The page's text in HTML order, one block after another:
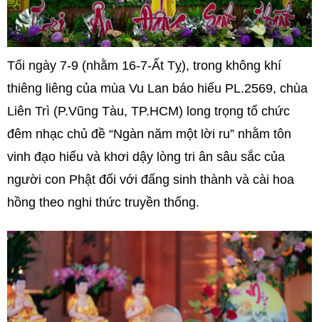
Tối ngày 7-9 (nhằm 16-7-Ất Tỵ), trong không khí
thiêng liêng của mùa Vu Lan báo hiếu PL.2569, chùa
Liên Trì (P.Vũng Tàu, TP.HCM) long trọng tổ chức
đêm nhạc chủ đề “Ngàn năm một lời ru” nhằm tôn
vinh đạo hiếu và khơi dậy lòng tri ân sâu sắc của
người con Phật đối với đấng sinh thành và cài hoa
hồng theo nghi thức truyền thống.